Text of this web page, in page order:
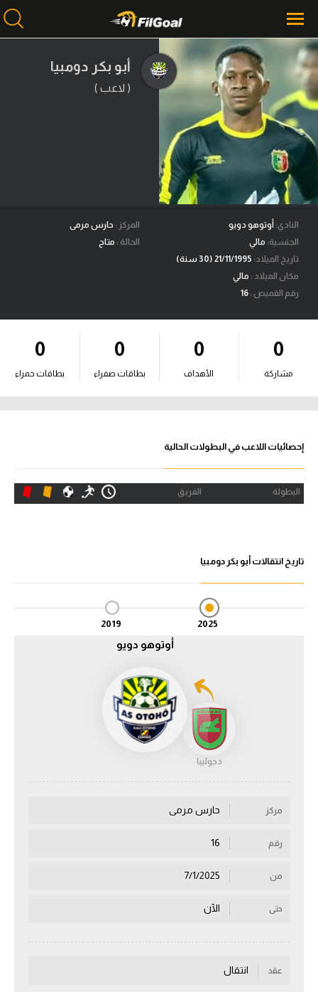
محتوى إخباري
الرئيسية
مباريات
ميركاتو
فانتازي في الجول
مسابقة التوقعات
فيديوهات
آراء حرة
ركن الألعاب
الدوري المصري
الدوري الإنجليزي الممتاز
الدوري الإيطالي
دوري أبطال أوروبا
دوري أبطال إفريقيا
أقسام
سعودي في الجول
أبو بكر دومبيا
( لاعب )
النادي: أوتوهو دويو
الجنسية: مالي
تاريخ الميلاد:
مكان الميلاد : مالي
رقم القميص :
المركز : حارس مرمى
الحالة : متاح
0
مشاركة
0
الأهداف
0
بطاقات صفراء
0
بطاقات حمراء
إحصائيات اللاعب في البطولات الحالية
البطولة الفريق
تاريخ انتقالات أبو بكر دومبيا
2025
2019
أوتوهو دويو
دجوليبا
مركز حارس مرمى
رقم
من
حتى الآن
عقد انتقال